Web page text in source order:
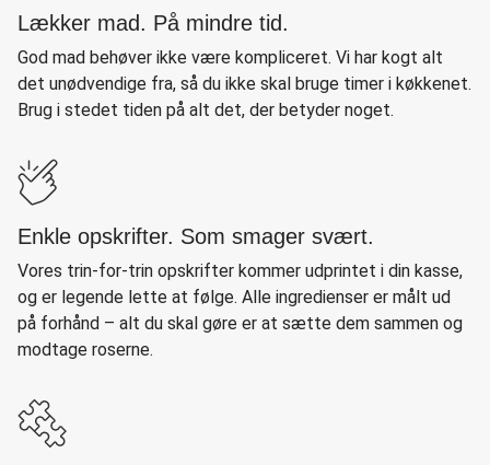
Lækker mad. På mindre tid.
God mad behøver ikke være kompliceret. Vi har kogt alt
det unødvendige fra, så du ikke skal bruge timer i køkkenet.
Brug i stedet tiden på alt det, der betyder noget.
Enkle opskrifter. Som smager svært.
Vores trin-for-trin opskrifter kommer udprintet i din kasse,
og er legende lette at følge. Alle ingredienser er målt ud
på forhånd – alt du skal gøre er at sætte dem sammen og
modtage roserne.